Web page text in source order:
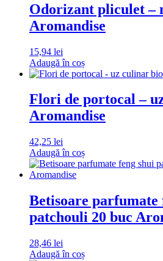
Odorizant pliculet –
Aromandise
15,94 lei
Adaugă în coș
Flori de portocal –
Aromandise
42,25 lei
Adaugă în coș
Betisoare parfumate
patchouli 20 buc
28,46 lei
Adaugă în coș